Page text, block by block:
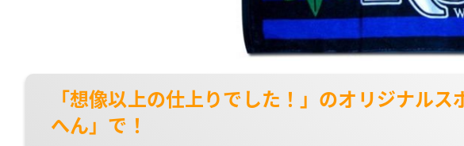
「想像以上の仕上りでした！」のオリジナル
へん」で！